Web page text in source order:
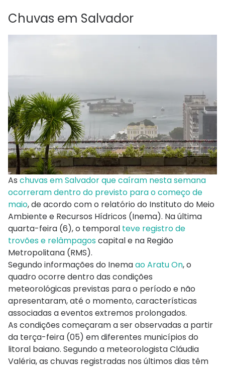
Chuvas em Salvador
As chuvas em Salvador que caíram nesta semana
ocorreram dentro do previsto para o começo de
maio, de acordo com o relatório do Instituto do Meio
Ambiente e Recursos Hídricos (Inema). Na última
quarta-feira (6), o temporal teve registro de
trovões e relâmpagoscapital e na Região
Metropolitana (RMS).
Segundo informações do Inemaao Aratu On, o
quadro ocorre dentro das condições
meteorológicas previstas para o período e não
apresentaram, até o momento, características
associadas a eventos extremos prolongados.
As condições começaram a ser observadas a partir
da terça-feira (05) em diferentes municípios do
litoral baiano. Segundo a meteorologista Cláudia
Valéria, as chuvas registradas nos últimos dias têm